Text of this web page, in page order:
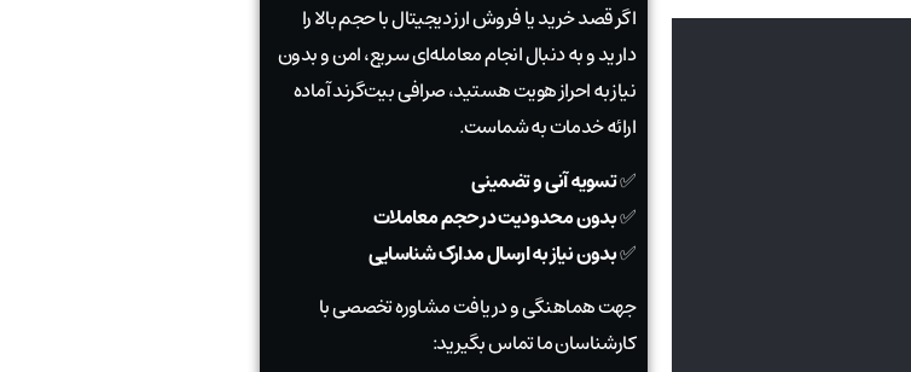
اگر قصد خرید یا فروش ارز دیجیتال با حجم بالا را
دارید و به دنبال انجام معامله‌ای سریع، امن و بدون
نیاز به احراز هویت هستید، صرافی بیت‌گرند آماده
ارائه خدمات به شماست.
✅تسویه آنی و تضمینی
✅بدون محدودیت در حجم معاملات
✅بدون نیاز به ارسال مدارک شناسایی
جهت هماهنگی و دریافت مشاوره تخصصی با
کارشناسان ما تماس بگیرید: